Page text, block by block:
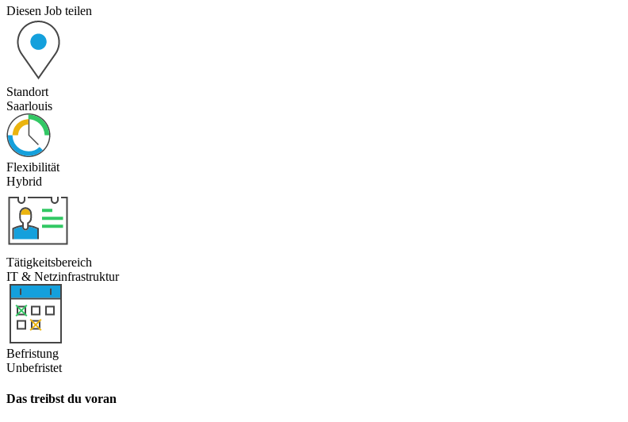
Diesen Job teilen
Standort
Saarlouis
Flexibilität
Hybrid
Tätigkeitsbereich
IT & Netzinfrastruktur
Befristung
Unbefristet
Das treibst du voran